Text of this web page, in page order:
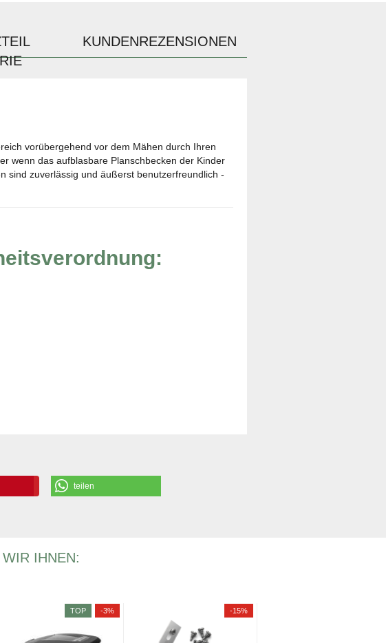
KUNDENREZENSIONEN
vorübergehend vor dem Mähen durch Ihren
wenn das aufblasbare Planschbecken der Kinder
sind zuverlässig und äußerst benutzerfreundlich -
teilen
IHNEN:
TOP -3% -15%